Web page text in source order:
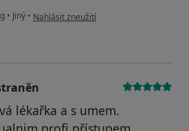
• Jiný • podle názoru uživatele Eliška
Nahlásit zneužití
lékařka a s umem.